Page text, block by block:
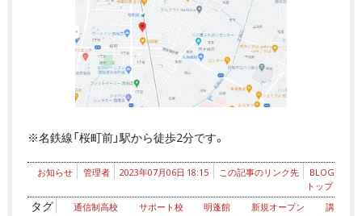
※名鉄線「桜町前」駅から徒歩2分です。
お知らせ 管理者 2023年07月06日 18:15 この記事のリンク先
BLOG
トップ
タグ 通信制高校 サポート校 明蓬館 新規オープン
講